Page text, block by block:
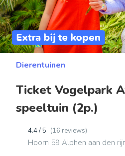
Dierentuinen
Ticket Vogelpark
speeltuin (2p.)
4.4 / 5 (16 reviews)
Hoorn 59 Alphen aan den